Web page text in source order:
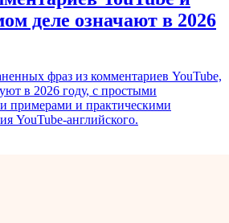
деле означают в 2026
фраз из комментариев YouTube,
в 2026 году, с простыми
примерами и практическими
YouTube-английского.